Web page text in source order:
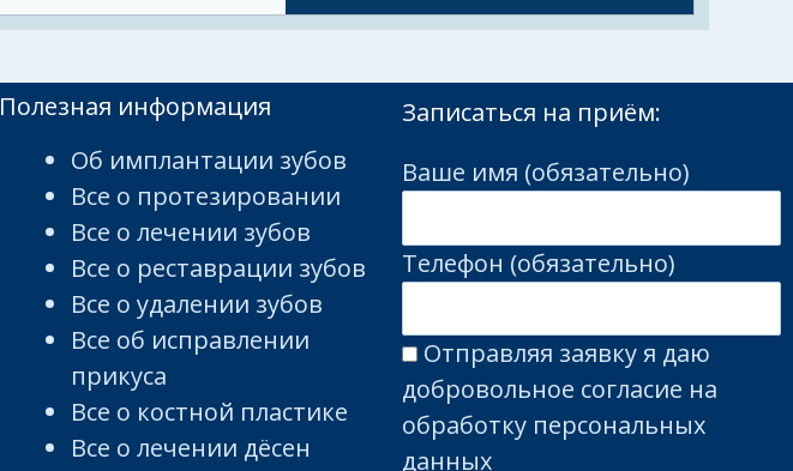
Полезная информация
Об имплантации зубов
Все о протезировании
Все о лечении зубов
Все о реставрации зубов
Все о удалении зубов
Все об исправлении
прикуса
Все о костной пластике
Все о лечении дёсен
Записаться на приём:
Ваше имя (обязательно)
Телефон (обязательно)
Отправляя заявку я даю
добровольное согласие на
обработку персональных
данных